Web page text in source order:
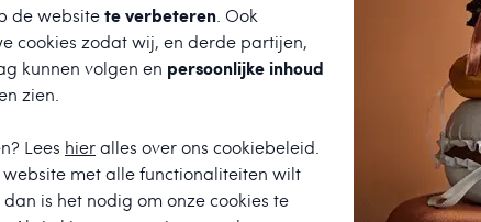
de website te verbeteren. Ook
cookies zodat wij, en derde partijen,
kunnen volgen en persoonlijke inhoud
zien.
Lees hier alles over ons cookiebeleid.
website met alle functionaliteiten wilt
is het nodig om onze cookies te